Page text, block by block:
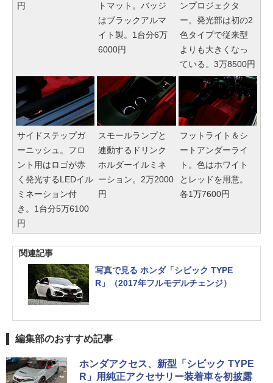
円
トマット。バッジ
はブラックアルマ
イト製。1台分6万
6000円
ンプロジェクタ
ー。発光部は初の2
色タイプで従来型
よりも大きくなっ
ている。3万8500円
サイドステップガ
ーニッシュ。フロ
ント用はロゴが赤
く発光するLEDイル
ミネーション付
き。1台分5万6100
円
スモールランプと
連動するドリンク
ホルダーイルミネ
ーション。2万2000
円
フットライト＆シ
ートアンダーライ
ト。色はホワイト
とレッドを用意。
各1万7600円
関連記事
写真で見る ホンダ「シビック TYPE
R」（2017年フルモデルチェンジ）
編集部のおすすめ記事
ホンダアクセス、新型「シビック TYPE
R」用純正アクセサリー装着車を初披露